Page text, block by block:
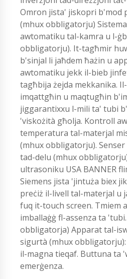
Omron jista' jiskopri b'mod
(mhux obbligatorju)
awtomatiku tal-kamra u l-
obbligatorju). It-tagħmir
b'sinjal li jaħdem ħażin u
awtomatiku jekk il-bieb
tagħbija żejda mekkanika.
imqattgħin u maqtugħin
jiggarantixxu l-mili ta' tubi
'viskożità għolja. Kontroll
temperatura tal-materjal
(mhux obbligatorju).
tad-delu (mhux
ultrasoniku USA BANNER
Siemens jista 'jintuża biex
preċiż il-livell tal-materjal u
fuq it-touch screen. Tmiem
imballaġġ fl-assenza ta
obbligatorja) Apparat tal-
sigurtà (mhux
il-magna tieqaf. Buttuna ta
emerġenza.